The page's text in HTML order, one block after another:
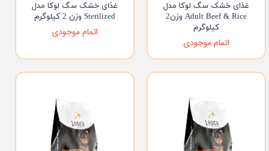
غذای خشک سگ لوکا مدل
Adult Beef & Rice وزن2
کیلوگرم
اتمام موجودی
غذای خشک سگ لوکا مدل
Sterilized وزن 2 کیلوگرم
اتمام موجودی